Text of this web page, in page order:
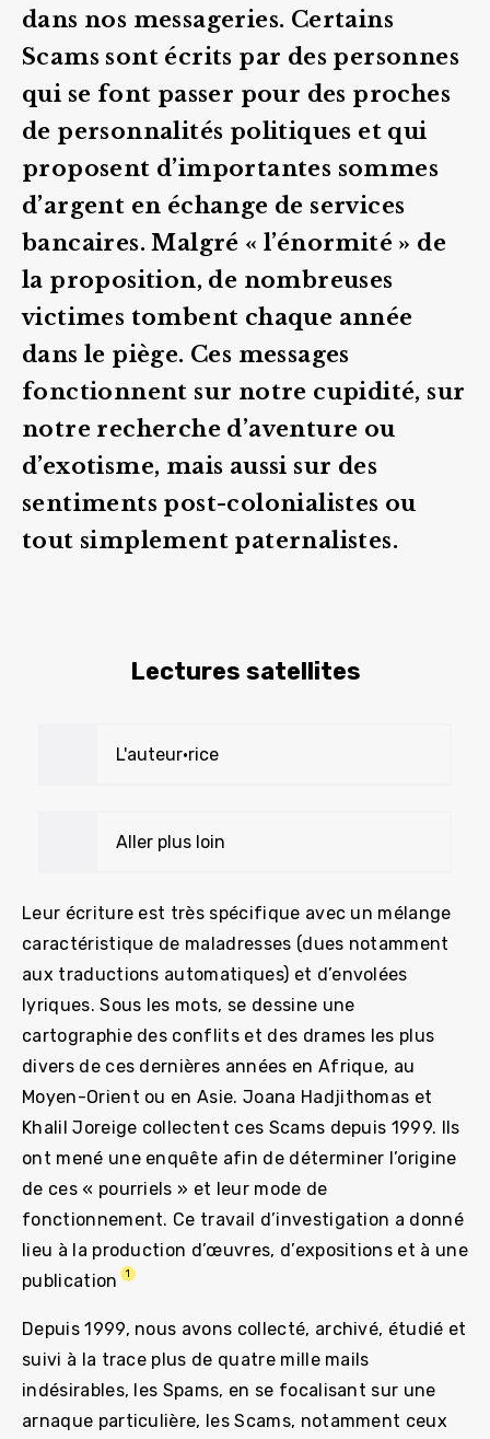
dans nos messageries. Certains
Scams sont écrits par des personnes
qui se font passer pour des proches
de personnalités politiques et qui
proposent d’importantes sommes
d’argent en échange de services
bancaires. Malgré « l’énormité » de
la proposition, de nombreuses
victimes tombent chaque année
dans le piège. Ces messages
fonctionnent sur notre cupidité, sur
notre recherche d’aventure ou
d’exotisme, mais aussi sur des
sentiments post-colonialistes ou
tout simplement paternalistes.
Lectures satellites
L'auteur•rice
Aller plus loin
Leur écriture est très spécifique avec un mélange
caractéristique de maladresses (dues notamment
aux traductions automatiques) et d’envolées
lyriques. Sous les mots, se dessine une
cartographie des conflits et des drames les plus
divers de ces dernières années en Afrique, au
Moyen-Orient ou en Asie. Joana Hadjithomas et
Khalil Joreige collectent ces Scams depuis 1999. Ils
ont mené une enquête afin de déterminer l’origine
de ces « pourriels » et leur mode de
fonctionnement. Ce travail d’investigation a donné
lieu à la production d’œuvres, d’expositions et à une
publication
1
Depuis 1999, nous avons collecté, archivé, étudié et
suivi à la trace plus de quatre mille mails
indésirables, les Spams, en se focalisant sur une
arnaque particulière, les Scams, notamment ceux